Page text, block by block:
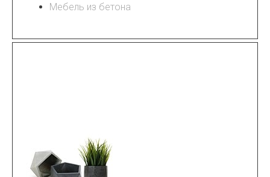
Мебель из бетона